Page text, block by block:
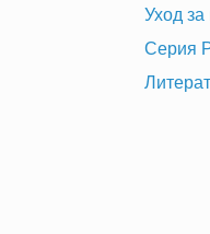
Уход
Серия